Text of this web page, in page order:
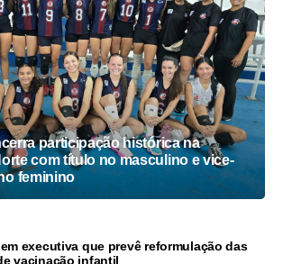
participação histórica na
com título no masculino e vice-
feminino
executiva que prevê reformulação das
vacinação infantil